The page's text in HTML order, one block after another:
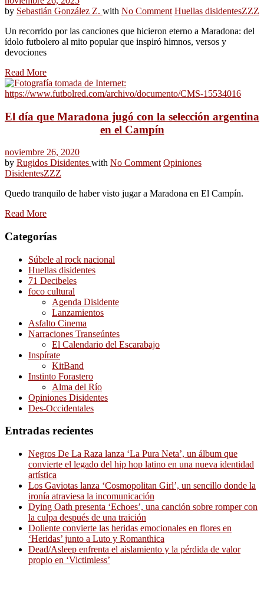
by Sebastián González Z. with No Comment Huellas disidentesZZZ
Un recorrido por las canciones que hicieron eterno a Maradona: del
ídolo futbolero al mito popular que inspiró himnos, versos y
devociones
Read More
El día que Maradona jugó con la selección argentina
en el Campín
noviembre 26, 2020
by Rugidos Disidentes with No Comment Opiniones
DisidentesZZZ
Quedo tranquilo de haber visto jugar a Maradona en El Campín.
Read More
Categorías
Súbele al rock nacional
Huellas disidentes
71 Decibeles
foco cultural
Agenda Disidente
Lanzamientos
Asfalto Cinema
Narraciones Transeúntes
El Calendario del Escarabajo
Inspírate
KitBand
Instinto Forastero
Alma del Río
Opiniones Disidentes
Des-Occidentales
Entradas recientes
Negros De La Raza lanza ‘La Pura Neta’, un álbum que
convierte el legado del hip hop latino en una nueva identidad
artística
Los Gaviotas lanza ‘Cosmopolitan Girl’, un sencillo donde la
ironía atraviesa la incomunicación
Dying Oath presenta ‘Echoes’, una canción sobre romper con
la culpa después de una traición
Doliente convierte las heridas emocionales en flores en
‘Heridas’ junto a Luto y Romanthica
Dead/Asleep enfrenta el aislamiento y la pérdida de valor
propio en ‘Victimless’